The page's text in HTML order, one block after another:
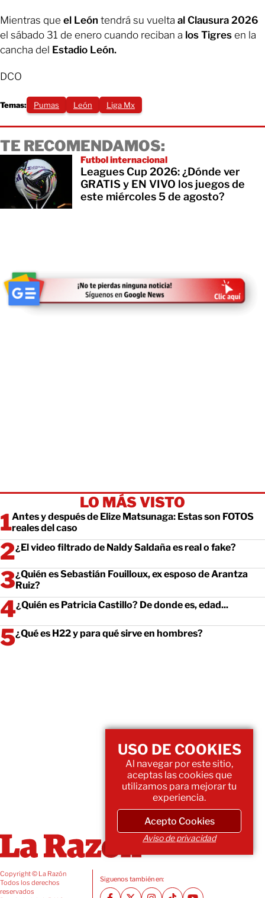
Mientras que el León tendrá su vuelta al Clausura 2026
el sábado 31 de enero cuando reciban a los Tigres en la
cancha del Estadio León.
DCO
Temas: Pumas León Liga Mx
TE RECOMENDAMOS:
Futbol internacional
Leagues Cup 2026: ¿Dónde ver
GRATIS y EN VIVO los juegos de
este miércoles 5 de agosto?
LO MÁS VISTO
Antes y después de Elize Matsunaga: Estas son FOTOS
reales del caso
¿El video filtrado de Naldy Saldaña es real o fake?
¿Quién es Sebastián Fouilloux, ex esposo de Arantza
Ruiz?
¿Quién es Patricia Castillo? De donde es, edad...
¿Qué es H22 y para qué sirve en hombres?
Copyright © La Razón
Todos los derechos
reservados
Siguenos también en:
USO DE COOKIES
Al navegar por este sitio,
aceptas las cookies que
utilizamos para mejorar tu
experiencia.
Acepto Cookies
Aviso de privacidad